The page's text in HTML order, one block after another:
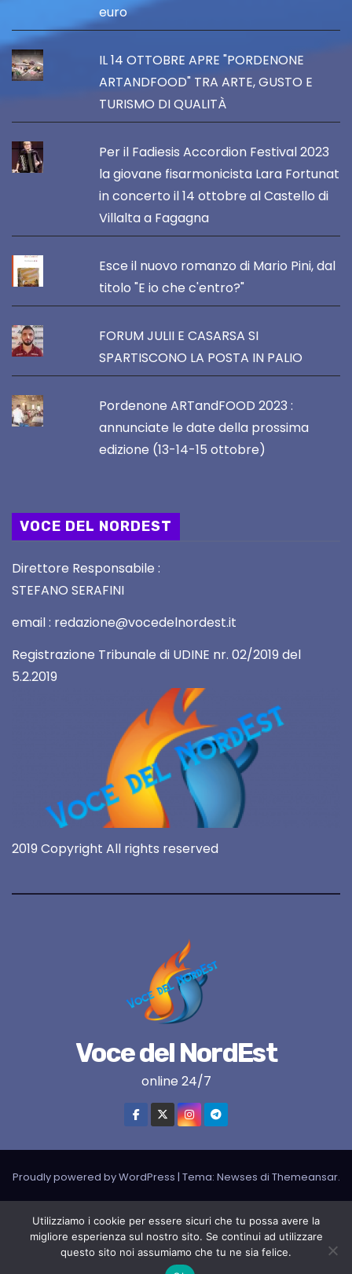
euro
IL 14 OTTOBRE APRE "PORDENONE
ARTANDFOOD" TRA ARTE, GUSTO E
TURISMO DI QUALITÀ
Per il Fadiesis Accordion Festival 2023
la giovane fisarmonicista Lara Fortunat
in concerto il 14 ottobre al Castello di
Villalta a Fagagna
Esce il nuovo romanzo di Mario Pini, dal
titolo "E io che c'entro?"
FORUM JULII E CASARSA SI
SPARTISCONO LA POSTA IN PALIO
Pordenone ARTandFOOD 2023 :
annunciate le date della prossima
edizione (13-14-15 ottobre)
VOCE DEL NORDEST
Direttore Responsabile :
STEFANO SERAFINI
email : redazione@vocedelnordest.it
Registrazione Tribunale di UDINE nr. 02/2019 del
5.2.2019
2019 Copyright All rights reserved
Voce del NordEst
online 24/7
Proudly powered by WordPress | Tema: Newses di Themeansar.
LIVE RADIO
RADIONORDEST
Il mio account
SPORT FURLAN PAR FURLAN – In collaborazione con A.S.F.
Utilizziamo i cookie per essere sicuri che tu possa avere la
migliore esperienza sul nostro sito. Se continui ad utilizzare
questo sito noi assumiamo che tu ne sia felice.